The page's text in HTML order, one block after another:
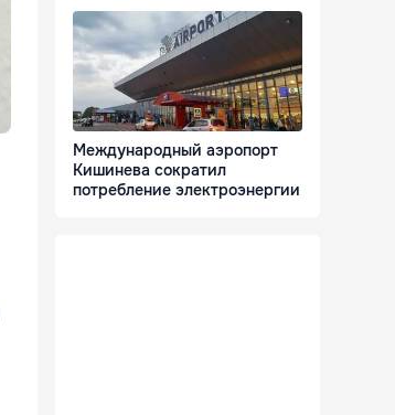
Международный аэропорт
Кишинева сократил
потребление электроэнергии